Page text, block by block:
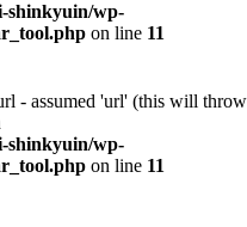
shinkyuin/wp-
on line 11
- assumed 'url' (this will throw
shinkyuin/wp-
on line 11